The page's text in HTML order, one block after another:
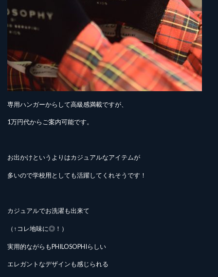
専用ハンガーからして高級感満載ですが、
1万円代からご案内可能です。
お出かけというよりはカジュアルなアイテムが
多いので学校用としても活躍してくれそうです！
カジュアルでお洗濯も出来て
（↑コレ地味に◎！）
実用的ながらもPHILOSOPHIらしい
エレガントなデザインも感じられる